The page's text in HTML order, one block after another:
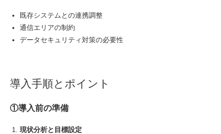
既存システムとの連携調整
通信エリアの制約
データセキュリティ対策の必要性
導入手順とポイント
①導入前の準備
現状分析と目標設定